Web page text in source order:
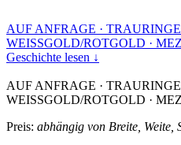
AUF ANFRAGE · TRAURINGE
WEISSGOLD/ROTGOLD ·
Geschichte lesen ↓
AUF ANFRAGE · TRAURINGE
WEISSGOLD/ROTGOLD ·
Preis: abhängig von Breite, Weite,